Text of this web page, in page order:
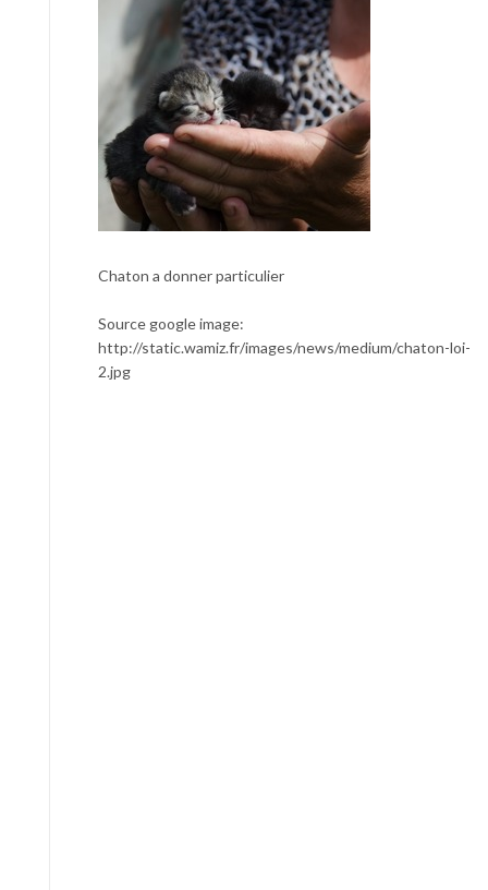
Chaton a donner particulier
Source google image:
http://static.wamiz.fr/images/news/medium/chaton-loi-
2.jpg